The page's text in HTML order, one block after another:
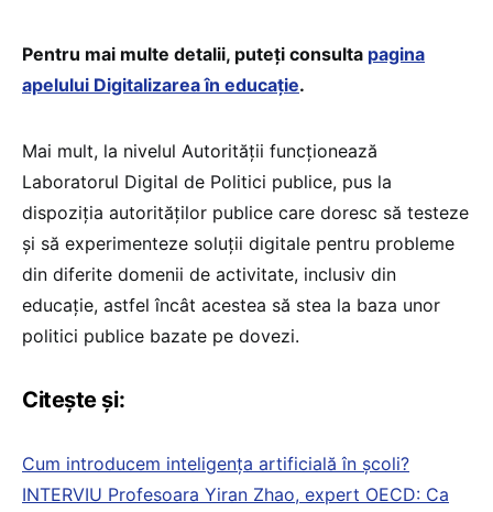
Pentru mai multe detalii, puteți consulta pagina
apelului Digitalizarea în educație.
Mai mult, la nivelul Autorității funcționează
Laboratorul Digital de Politici publice, pus la
dispoziția autorităților publice care doresc să testeze
și să experimenteze soluții digitale pentru probleme
din diferite domenii de activitate, inclusiv din
educație, astfel încât acestea să stea la baza unor
politici publice bazate pe dovezi.
Citește și:
Cum introducem inteligența artificială în școli?
INTERVIU Profesoara Yiran Zhao, expert OECD: Ca